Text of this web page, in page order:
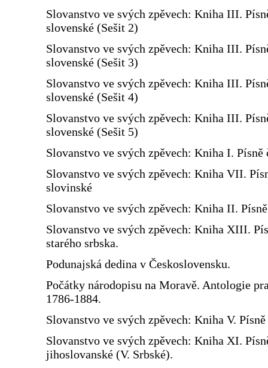
Slovanstvo ve svých zpěvech: Kniha III.
slovenské (Sešit 2)
Slovanstvo ve svých zpěvech: Kniha III.
slovenské (Sešit 3)
Slovanstvo ve svých zpěvech: Kniha III.
slovenské (Sešit 4)
Slovanstvo ve svých zpěvech: Kniha III.
slovenské (Sešit 5)
Slovanstvo ve svých zpěvech: Kniha I. Písně
Slovanstvo ve svých zpěvech: Kniha VII.
slovinské
Slovanstvo ve svých zpěvech: Kniha II.
Slovanstvo ve svých zpěvech: Kniha XIII.
starého srbska.
Podunajská dedina v Československu.
Počátky národopisu na Moravě. Antologie
1786-1884.
Slovanstvo ve svých zpěvech: Kniha V.
Slovanstvo ve svých zpěvech: Kniha XI.
jihoslovanské (V. Srbské).